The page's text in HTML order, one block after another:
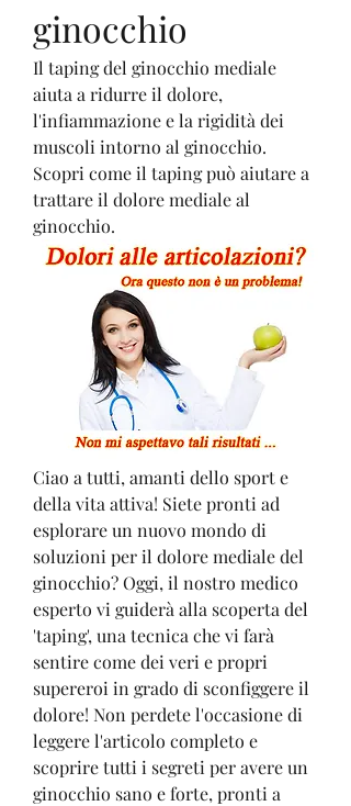
ginocchio
Il taping del ginocchio mediale
aiuta a ridurre il dolore,
l'infiammazione e la rigidità dei
muscoli intorno al ginocchio.
Scopri come il taping può aiutare a
trattare il dolore mediale al
ginocchio.
Ciao a tutti, amanti dello sport e
della vita attiva! Siete pronti ad
esplorare un nuovo mondo di
soluzioni per il dolore mediale del
ginocchio? Oggi, il nostro medico
esperto vi guiderà alla scoperta del
'taping', una tecnica che vi farà
sentire come dei veri e propri
supereroi in grado di sconfiggere il
dolore! Non perdete l'occasione di
leggere l'articolo completo e
scoprire tutti i segreti per avere un
ginocchio sano e forte, pronti a